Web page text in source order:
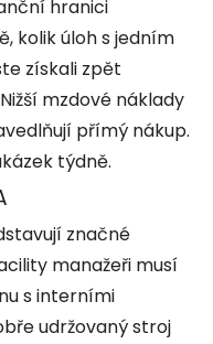
hranici
kolik úloh s jedním
získali zpět
mzdové náklady
přímý nákup.
týdně.
značné
manažeři musí
s interními
udržovaný stroj